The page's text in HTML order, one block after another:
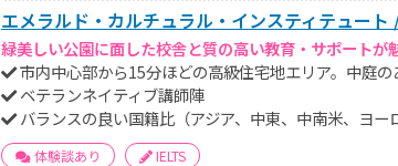
エメラルド・カルチュラル・インスティテュー
緑美しい公園に面した校舎と質の高い教育・サポートが
市内中心部から15分ほどの高級住宅地エリア。中庭
ベテランネイティブ講師陣
バランスの良い国籍比（アジア、中東、中南米、ヨー
体験談あり IELTS